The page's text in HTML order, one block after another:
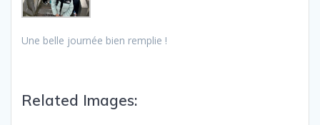
Une belle journée bien remplie !
Related Images: